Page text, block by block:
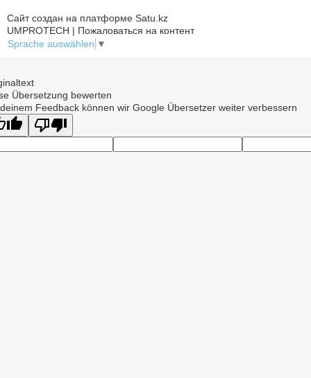
Сайт создан на платформе Satu.kz
UMPROTECH | Пожаловаться на контент
Sprache auswählen ▼
Übersetzung bewerten
Feedback können wir Google Übersetzer weiter verbessern